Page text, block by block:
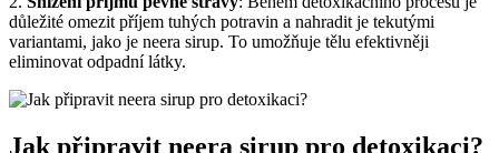
důležité omezit příjem tuhých potravin a nahradit je tekutými
variantami, jako je neera sirup. To umožňuje tělu efektivněji
eliminovat odpadní látky.
Jak připravit neera sirup pro detoxikaci?